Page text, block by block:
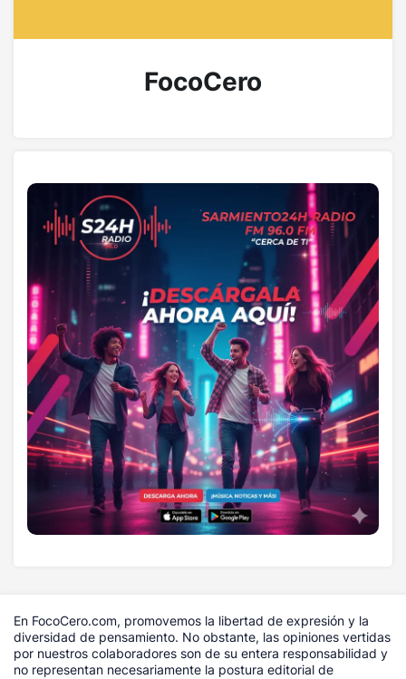
FocoCero
En FocoCero.com, promovemos la libertad de expresión y la
diversidad de pensamiento. No obstante, las opiniones vertidas
por nuestros colaboradores son de su entera responsabilidad y
no representan necesariamente la postura editorial de